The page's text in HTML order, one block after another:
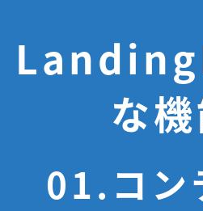
な
01.コン